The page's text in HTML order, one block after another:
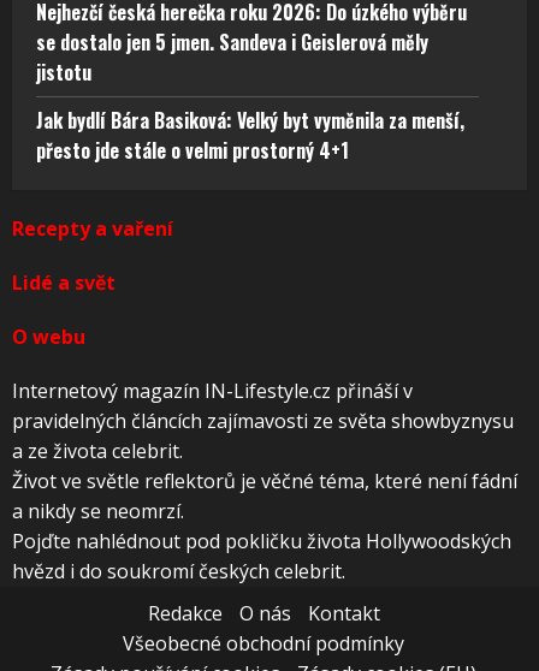
Nejhezčí česká herečka roku 2026: Do úzkého výběru
se dostalo jen 5 jmen. Sandeva i Geislerová měly
jistotu
Jak bydlí Bára Basiková: Velký byt vyměnila za menší,
přesto jde stále o velmi prostorný 4+1
Recepty a vaření
Lidé a svět
O webu
Internetový magazín IN-Lifestyle.cz přináší v
pravidelných článcích zajímavosti ze světa showbyznysu
a ze života celebrit.
Život ve světle reflektorů je věčné téma, které není fádní
a nikdy se neomrzí.
Pojďte nahlédnout pod pokličku života Hollywoodských
hvězd i do soukromí českých celebrit.
Redakce
O nás
Kontakt
Všeobecné obchodní podmínky